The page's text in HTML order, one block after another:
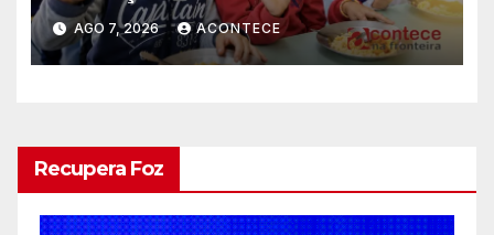
história no IDEB
AGO 7, 2026 ACONTECE
Recupera Foz